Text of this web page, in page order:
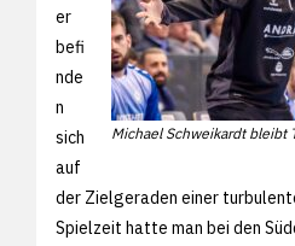
Michael Schweikardt bleibt
er
befi
nde
n
sich
auf
der Zielgeraden einer
Spielzeit hatte man bei den